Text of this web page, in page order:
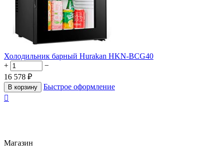
Холодильник барный Hurakan HKN-BCG40
+
−
16 578 ₽
В корзину
Быстрое оформление

Магазин